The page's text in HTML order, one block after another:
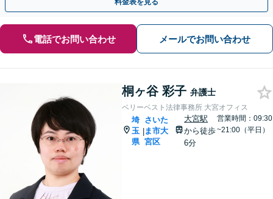
料金表を見る
電話でお問い合わせ メールでお問い合わせ
桐ヶ谷 彩子 弁護士
ベリーベスト法律事務所 大宮オフィス
埼
玉
県
|
さいた
ま市大
宮区
大宮駅
から徒歩
6分
営業時間：09:30
~21:00（平日）